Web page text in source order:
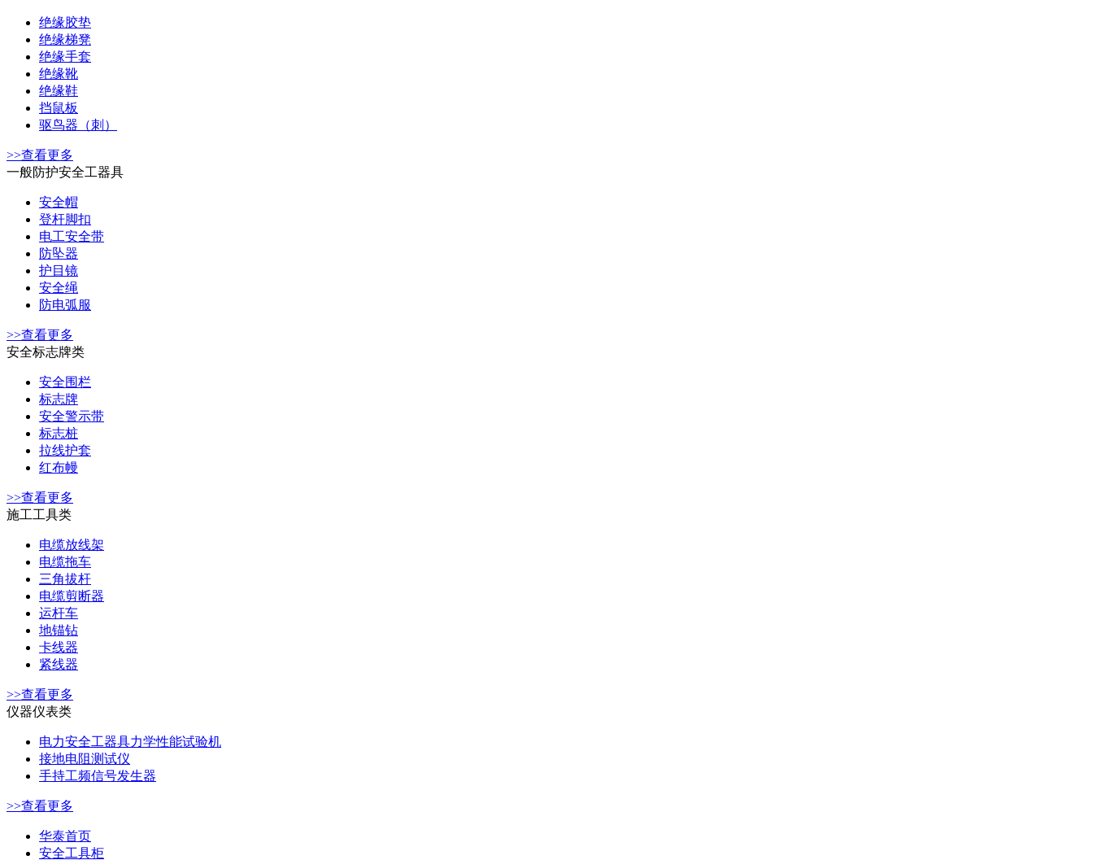
绝缘胶垫
绝缘梯凳
绝缘手套
绝缘靴
绝缘鞋
挡鼠板
驱鸟器（刺）
>>查看更多
一般防护安全工器具
安全帽
登杆脚扣
电工安全带
防坠器
护目镜
安全绳
防电弧服
>>查看更多
安全标志牌类
安全围栏
标志牌
安全警示带
标志桩
拉线护套
红布幔
>>查看更多
施工工具类
电缆放线架
电缆拖车
三角拔杆
电缆剪断器
运杆车
地锚钻
卡线器
紧线器
>>查看更多
仪器仪表类
电力安全工器具力学性能试验机
接地电阻测试仪
手持工频信号发生器
>>查看更多
华泰首页
安全工具柜